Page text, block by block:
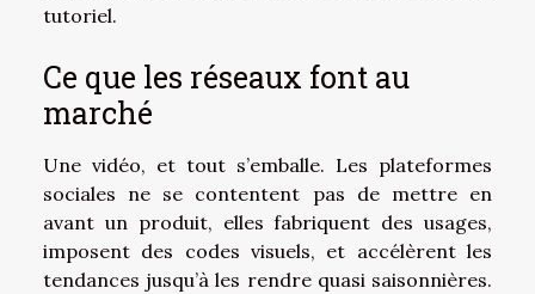
tutoriel.
Ce que les réseaux font au
marché
Une vidéo, et tout s’emballe. Les plateformes
sociales ne se contentent pas de mettre en
avant un produit, elles fabriquent des usages,
imposent des codes visuels, et accélèrent les
tendances jusqu’à les rendre quasi saisonnières.